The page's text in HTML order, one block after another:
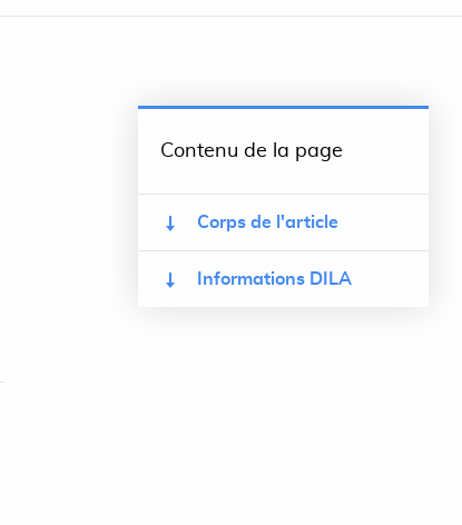
Contenu de la page
Corps de l'article
Informations DILA